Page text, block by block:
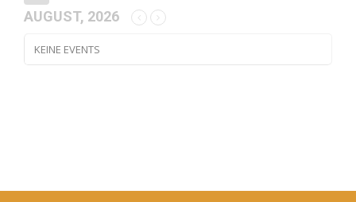
AUGUST, 2026
KEINE EVENTS